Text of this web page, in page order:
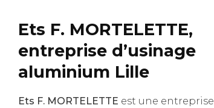
Ets F. MORTELETTE,
entreprise d’usinage
aluminium Lille
Ets F. MORTELETTE est une entreprise